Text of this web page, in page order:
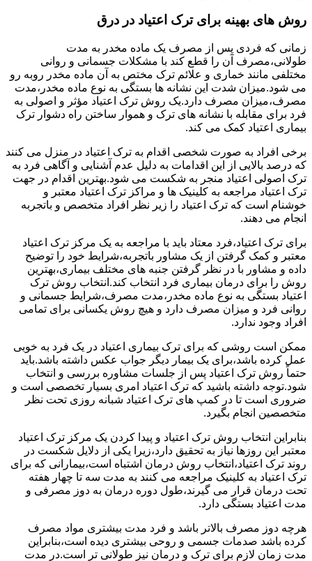
روش های بهینه برای ترک اعتیاد در درق
زمانی که فردی پس از مصرف یک ماده مخدر به مدت
طولانی،مصرف آن را قطع کند با مشکلات جسمانی و روانی
مختلفی مانند خماری و علائم ترک مختص به آن ماده مخدر روبه رو
می شود.میزان شدت این نشانه ها بستگی به نوع ماده مخدر،مدت
مصرف،میزان مصرف دارد.یک روش ترک اعتیاد مؤثر و اصولی به
فرد برای مقابله با نشانه های ترک و هموار ساختن راه دشوار ترک
بیماری اعتیاد کمک می کند.
برخی افراد به صورت شخصی اقدام به ترک اعتیاد در منزل می کنند
که درصد بالایی از این اقدامات به دلیل عدم آشنایی و آگاهی فرد به
ترک اصولی اعتیاد منجر به شکست می شود.بهترین اقدام در جهت
ترک اعتیاد مراجعه به کلینیک ها و مراکز ترک اعتیاد معتبر و
خوشنام است که ترک اعتیاد را زیر نظر افراد متخصص و باتجربه
انجام می دهند.
برای ترک اعتیاد،فرد معتاد باید با مراجعه به یک مرکز ترک اعتیاد
معتبر و کمک گرفتن از یک مشاور باتجربه،شرایط خود را توضیح
داده و مشاور با در نظر گرفتن جنبه های مختلف بیماری،بهترین
روش را برای درمان بیماری فرد انتخاب کند.انتخاب روش ترک
اعتیاد بستگی به نوع ماده مخدر،مدت مصرف،شرایط جسمانی و
روانی فرد و میزان مصرف دارد و هیچ روش یکسانی برای تمامی
افراد وجود ندارد.
ممکن است روشی که برای ترک بیماری اعتیاد در یک فرد به خوبی
عمل کرده باشد،برای یک بیمار دیگر جواب عکس داشته باشد.باید
حتماً روش ترک اعتیاد پس از جلسات مشاوره بررسی و انتخاب
شود.توجه داشته باشید که ترک اعتیاد امری بسیار تخصصی است و
ضروری است تا در کمپ های ترک اعتیاد شبانه روزی تحت نظر
متخصصین انجام بگیرد.
بنابراین انتخاب روش ترک اعتیاد و پیدا کردن یک مرکز ترک اعتیاد
معتبر این روزها نیاز به تحقیق دارد،زیرا یکی از دلایل شکست در
روند ترک اعتیاد،انتخاب روش درمان اشتباه است،بیمارانی که برای
ترک اعتیاد به کلینیک مراجعه می کنند به مدت سه تا چهار هفته
تحت درمان قرار می گیرند،طول دوره درمان به دوز مصرفی و
مدت اعتیاد بستگی دارد.
هرچه دوز مصرف بالاتر باشد و فرد مدت بیشتری مواد مصرف
کرده باشد صدمات جسمی و روحی بیشتری دیده است،بنابراین
مدت زمان لازم برای ترک و درمان نیز طولانی تر است.در مدت